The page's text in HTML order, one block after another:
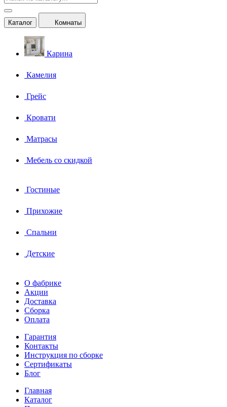
Каталог Комнаты
Карина
Камелия
Грейс
Кровати
Матрасы
Мебель со скидкой
Гостиные
Прихожие
Спальни
Детские
О фабрике
Акции
Доставка
Сборка
Оплата
Гарантия
Контакты
Инструкция по сборке
Сертификаты
Блог
Главная
Каталог